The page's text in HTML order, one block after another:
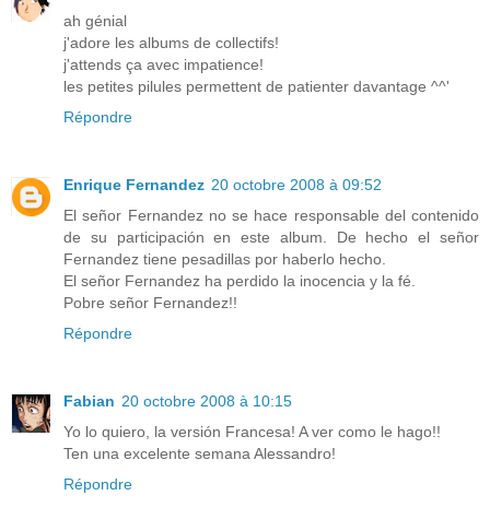
ah génial
j'adore les albums de collectifs!
j'attends ça avec impatience!
les petites pilules permettent de patienter davantage ^^'
Répondre
Enrique Fernandez 20 octobre 2008 à 09:52
El señor Fernandez no se hace responsable del contenido
de su participación en este album. De hecho el señor
Fernandez tiene pesadillas por haberlo hecho.
El señor Fernandez ha perdido la inocencia y la fé.
Pobre señor Fernandez!!
Répondre
Fabian 20 octobre 2008 à 10:15
Yo lo quiero, la versión Francesa! A ver como le hago!!
Ten una excelente semana Alessandro!
Répondre